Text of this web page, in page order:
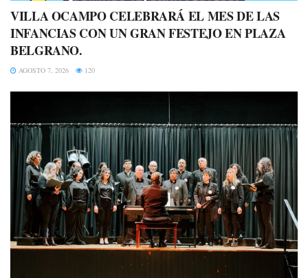
VILLA OCAMPO CELEBRARÁ EL MES DE LAS
INFANCIAS CON UN GRAN FESTEJO EN PLAZA
BELGRANO.
AGOSTO 7, 2026 120